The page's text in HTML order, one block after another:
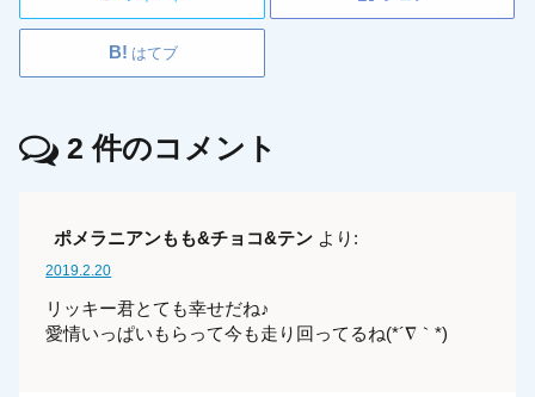
はてブ
2 件のコメント
ポメラニアンもも&チョコ&テン より:
2019.2.20
リッキー君とても幸せだね♪
愛情いっぱいもらって今も走り回ってるね(*´∇｀*)